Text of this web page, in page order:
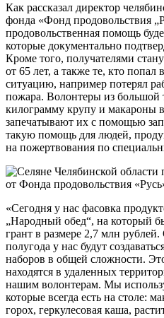
Как рассказал директор
фонда «Фонд продовольствия
продовольственная помощь
которые документально
Кроме того, получателями
от 65 лет, а также те, кто
ситуацию, например потерял
пожара. Волонтеры из
килограмму крупу и макароны
запечатывают их с помощью
такую помощь для людей,
на пожертвования по
«Сегодня у нас фасовка
„Народный обед“, на который
грант в размере 2,7 млн
полугода у нас будут
наборов в общей сложности.
находятся в удаленных
нашим волонтерам. Мы
которые всегда есть на столе:
горох, геркулесовая каша,